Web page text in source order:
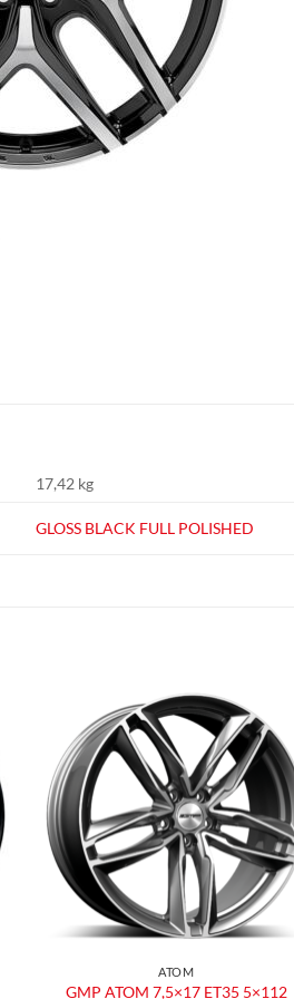
17,42 kg
GLOSS BLACK FULL POLISHED
Aggiungi
alla lista
dei
desideri
ATOM
GMP ATOM 7,5×17 ET35 5×112